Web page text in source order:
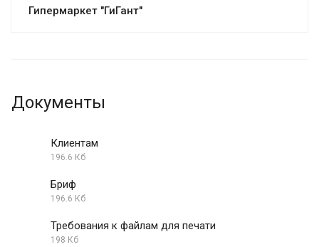
Гипермаркет "ГиГант"
Документы
Клиентам
196.6 Кб
Бриф
196.6 Кб
Требования к файлам для печати
198 Кб